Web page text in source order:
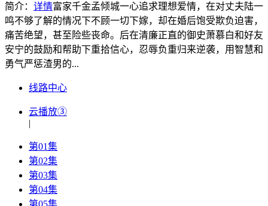
简介： 详情富家千金孟倾城一心追求理想爱情，在对丈夫陆一
鸣不够了解的情况下不顾一切下嫁，却在婚后饱受欺负迫害，
痛苦绝望，甚至险些丧命。后在清廉正直的御史萧慕白和好友
安宁的鼓励和帮助下重拾信心，忍辱负重归来逆袭，用智慧和
勇气严惩渣男的...
线路中心
云播放③
|
第01集
第02集
第03集
第04集
第05集